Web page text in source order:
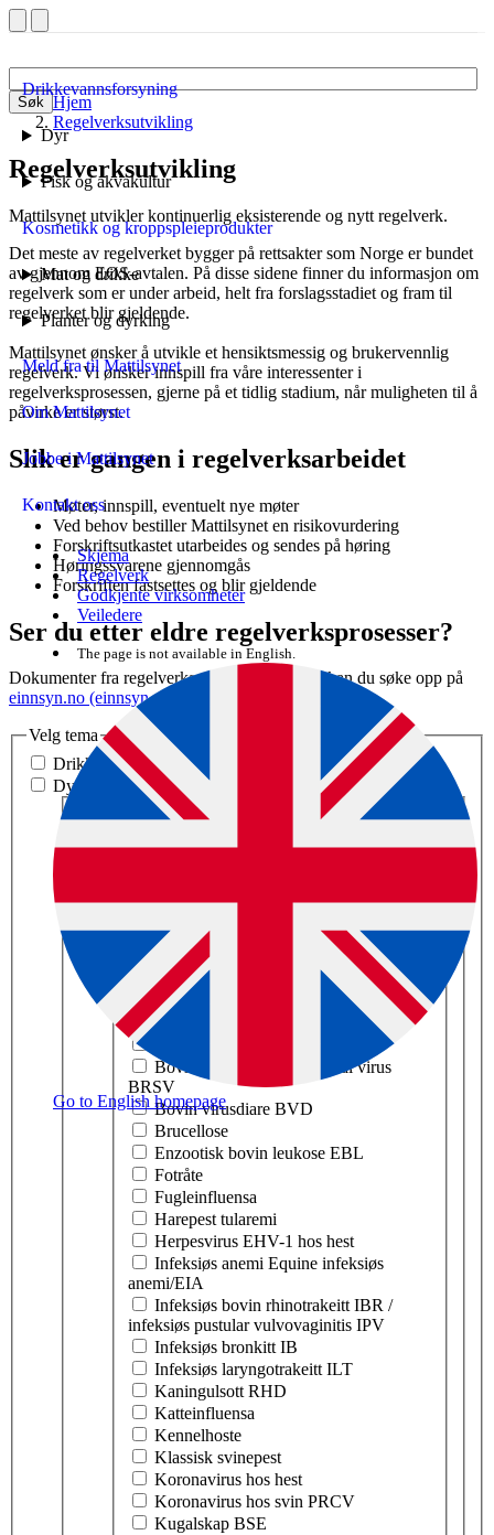
Søk
Drikkevannsforsyning
Dyr
Fisk og akvakultur
Kosmetikk og kroppspleieprodukter
Mat og drikke
Planter og dyrking
Meld fra til Mattilsynet
Om Mattilsynet
Jobbe i Mattilsynet
Kontakt oss
Skjema
Regelverk
Godkjente virksomheter
Veiledere
The page is not available in English.
Go to English homepage
Hjem
Regelverksutvikling
Regelverksutvikling
Mattilsynet utvikler kontinuerlig eksisterende og nytt regelverk.
Det meste av regelverket bygger på rettsakter som Norge er bundet
av gjennom EØS-avtalen. På disse sidene finner du informasjon om
regelverk som er under arbeid, helt fra forslagsstadiet og fram til
regelverket blir gjeldende.
Mattilsynet ønsker å utvikle et hensiktsmessig og brukervennlig
regelverk. Vi ønsker innspill fra våre interessenter i
regelverksprosessen, gjerne på et tidlig stadium, når muligheten til å
påvirke er størst.
Slik er gangen i regelverksarbeidet
Møter, innspill, eventuelt nye møter
Ved behov bestiller Mattilsynet en risikovurdering
Forskriftsutkastet utarbeides og sendes på høring
Høringssvarene gjennomgås
Forskriften fastsettes og blir gjeldende
Ser du etter eldre regelverksprosesser?
Dokumenter fra regelverksprosesser før 2024 kan du søke opp på
einnsyn.no (einnsyn.no)
Velg tema
Drikkevannsforsyning
Dyr
Velg tema innen dyr
Dyr som lider
Arttritt-encefalitt CAE
Aviær clamydiose
Aviær pasteurellose og hønsekolera
Aviær rhinotrakeitt ART
Blåtunge
Bovin respiratorisk syncytial virus
BRSV
Bovin virusdiare BVD
Brucellose
Enzootisk bovin leukose EBL
Fotråte
Fugleinfluensa
Harepest tularemi
Herpesvirus EHV-1 hos hest
Infeksiøs anemi Equine infeksiøs
anemi/EIA
Infeksiøs bovin rhinotrakeitt IBR /
infeksiøs pustular vulvovaginitis IPV
Infeksiøs bronkitt IB
Infeksiøs laryngotrakeitt ILT
Kaningulsott RHD
Katteinfluensa
Kennelhoste
Klassisk svinepest
Koronavirus hos hest
Koronavirus hos svin PRCV
Kugalskap BSE